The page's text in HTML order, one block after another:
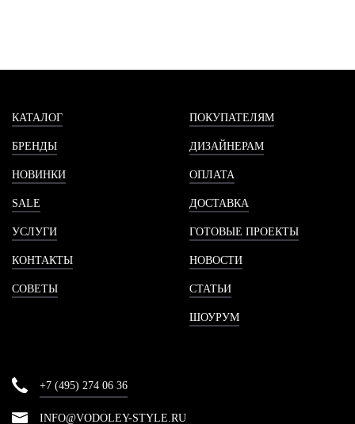
КАТАЛОГ
БРЕНДЫ
НОВИНКИ
SALE
УСЛУГИ
КОНТАКТЫ
СОВЕТЫ
ПОКУПАТЕЛЯМ
ДИЗАЙНЕРАМ
ОПЛАТА
ДОСТАВКА
ГОТОВЫЕ ПРОЕКТЫ
НОВОСТИ
СТАТЬИ
ШОУРУМ
+7 (495) 274 06 36
INFO@VODOLEY-STYLE.RU